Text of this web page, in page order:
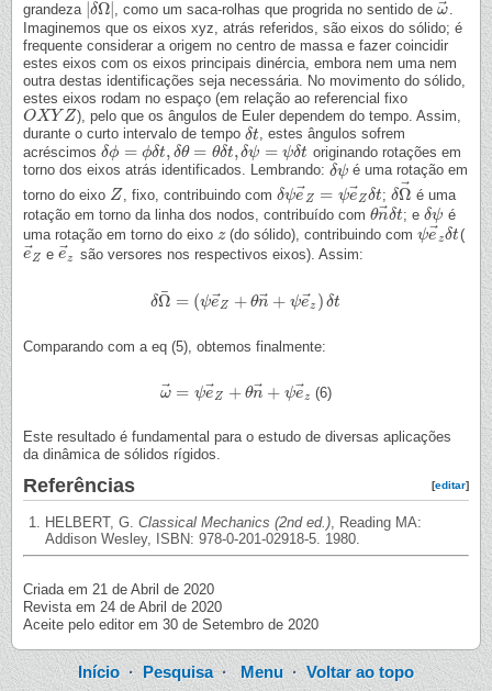
grandeza δΩ
δΩ| , como um saca-rolhas que progrida no sentido deω⃗
ω→
.
Imaginemos que os eixos xyz, atrás referidos, são eixos do sólido; é
frequente considerar a origem no centro de massa e fazer coincidir
estes eixos com os eixos principais dinércia, embora nem uma nem
outra destas identificações seja necessária. No movimento do sólido,
estes eixos rodam no espaço (em relação ao referencial fixo
OXY Z
OXYZ
), pelo que os ângulos de Euler dependem do tempo. Assim,
durante o curto intervalo de tempo δt
δt , estes ângulos sofrem
acréscimos δϕ = ϕδt, δθ = θδt,δψ = ψδt
δϕ= ϕδ t,δθ= θδt ,δψ=ψδt
originando rotações em
torno dos eixos atrás identificados. Lembrando: δψ
δψ é uma rotação em
torno do eixo Z
Z , fixo, contribuindo comδψe⃗Z = ψe ⃗
Zδt
δψe→ Z= ψe→Zδt;δΩ⃗
δΩ→é uma
rotação em torno da linha dos nodos, contribuído com θn⃗δt
θn→δ; eδψ
δψ é
uma rotação em torno do eixo z
z(do sólido), contribuindo comψe⃗zδt
ψe→zδ
(
e⃗Z
e → Z
ee⃗z
e→z
são versores nos respectivos eixos). Assim:
δΩ
¯ = (ψe⃗
Z + θn + ψe⃗
z ) δt
δΩ¯ =( ψe→ Z +θn→ +ψ e→z )δt
Comparando com a eq (5), obtemos finalmente:
ω⃗ = ψe ⃗
Z + θn⃗ + ψe⃗
z
ω →=ψe→ Z+ θn→+ ψe→ z
(6)
Este resultado é fundamental para o estudo de diversas aplicações
da dinâmica de sólidos rígidos.
[editar]
Referências
HELBERT, G. Classical Mechanics (2nd ed.), Reading MA:
Addison Wesley, ISBN: 978-0-201-02918-5. 1980.
Criada em 21 de Abril de 2020
Revista em 24 de Abril de 2020
Aceite pelo editor em 30 de Setembro de 2020
Início·Pesquisa·Menu·Voltar ao topo